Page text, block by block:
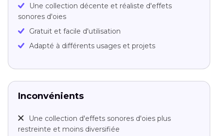
Une collection décente et réaliste d'effets
sonores d'oies
Gratuit et facile d'utilisation
Adapté à différents usages et projets
Inconvénients
Une collection d'effets sonores d'oies plus
restreinte et moins diversifiée